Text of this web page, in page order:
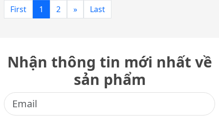
First
1 2 » Last
Nhận thông tin mới nhất về
sản phẩm